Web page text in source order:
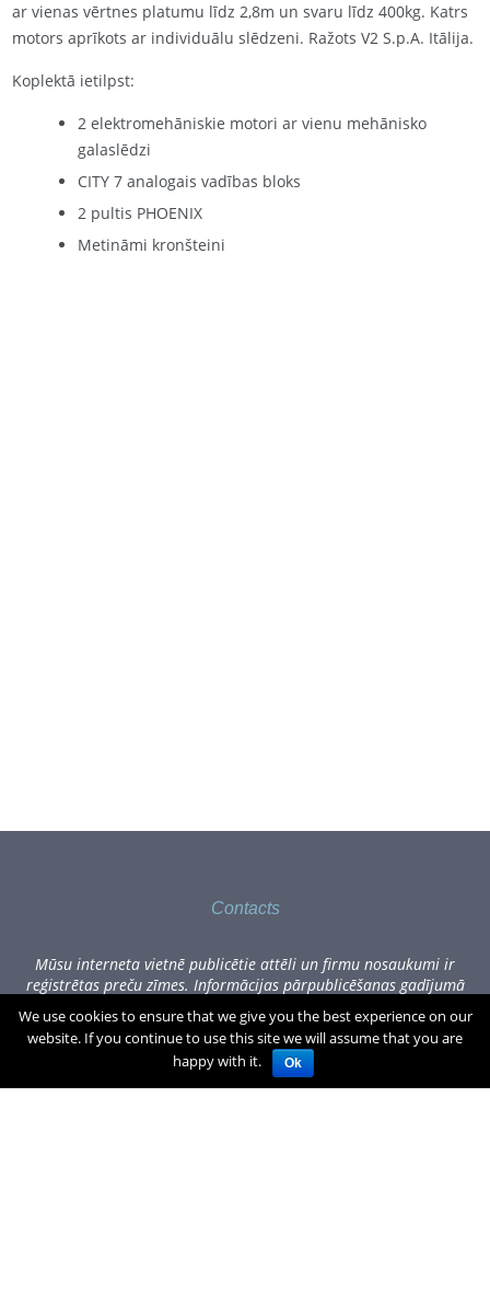
€
ar vienas vērtnes platumu līdz 2,8m un svaru līdz 400kg. Katrs
motors aprīkots ar individuālu slēdzeni. Ražots V2 S.p.A. Itālija.
Koplektā ietilpst:
2 elektromehāniskie motori ar vienu mehānisko
galaslēdzi
CITY 7 analogais vadības bloks
2 pultis PHOENIX
Metināmi kronšteini
Contacts
Mūsu interneta vietnē publicētie attēli un firmu nosaukumi ir
reģistrētas preču zīmes. Informācijas pārpublicēšanas gadījumā
lūdzam sazināties, rakstot uz office[at]zogufabrika.lv.
Visas cenas norādītas Eiro, tajā skaitā PVN.
We use cookies to ensure that we give you the best experience on our
website. If you continue to use this site we will assume that you are
happy with it.
Ok